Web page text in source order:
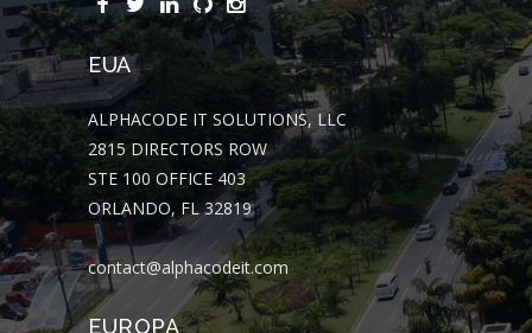
EUA
ALPHACODE IT SOLUTIONS, LLC
2815 DIRECTORS ROW
STE 100 OFFICE 403
ORLANDO, FL 32819
contact@alphacodeit.com
EUROPA